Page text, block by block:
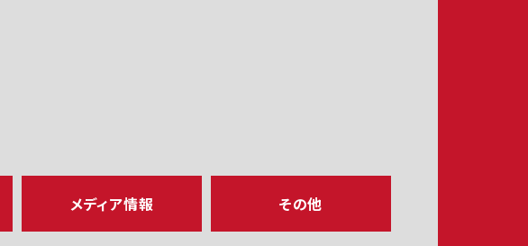
メディア情報 その他